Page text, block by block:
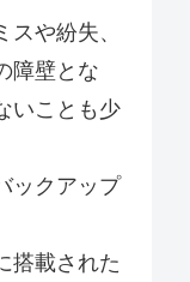
や紛失、
障壁とな
いことも少
ックアップ
搭載された